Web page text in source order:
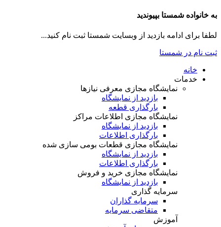
به خانواده شمستا بپیوندید
لطفا برای ادامه بازدید از وبسایت شمستا ثبت نام کنید...
ثبت نام در شمستا
خانه
خدمات
نمایشگاه مجازی معرفی نیازها
بازدید از نمایشگاه
بارگذاری قطعه
نمایشگاه مجازی اطلاعات مراکز
بازدید از نمایشگاه
بارگذاری اطلاعات
نمایشگاه مجازی قطعات بومی سازی شده
بازدید از نمایشگاه
بارگذاری اطلاعات
نمایشگاه مجازی خرید و فروش
بازدید از نمایشگاه
سرمایه گذاری
سرمایه گذاران
متقاضی سرمایه
آموزش